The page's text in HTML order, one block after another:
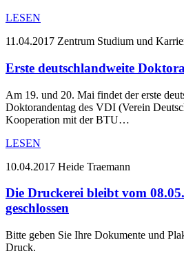
LESEN
11.04.2017 Zentrum Studium und
Erste deutschlandweite
Am 19. und 20. Mai findet der erste
Doktorandentag des VDI (Verein
Kooperation mit der BTU…
LESEN
10.04.2017 Heide Traemann
Die Druckerei bleibt vom
geschlossen
Bitte geben Sie Ihre Dokumente und
Druck.